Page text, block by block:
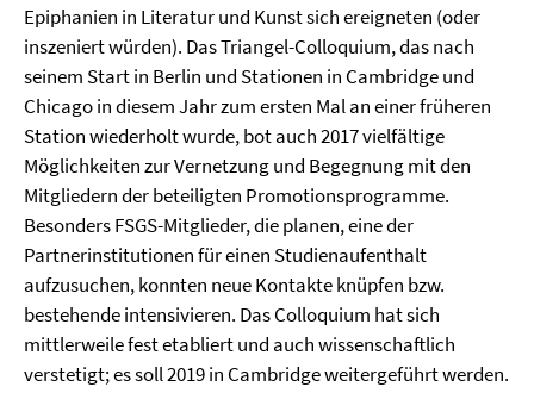
Epiphanien in Literatur und Kunst sich ereigneten (oder
inszeniert würden). Das Triangel-Colloquium, das nach
seinem Start in Berlin und Stationen in Cambridge und
Chicago in diesem Jahr zum ersten Mal an einer früheren
Station wiederholt wurde, bot auch 2017 vielfältige
Möglichkeiten zur Vernetzung und Begegnung mit den
Mitgliedern der beteiligten Promotionsprogramme.
Besonders FSGS-Mitglieder, die planen, eine der
Partnerinstitutionen für einen Studienaufenthalt
aufzusuchen, konnten neue Kontakte knüpfen bzw.
bestehende intensivieren. Das Colloquium hat sich
mittlerweile fest etabliert und auch wissenschaftlich
verstetigt; es soll 2019 in Cambridge weitergeführt werden.